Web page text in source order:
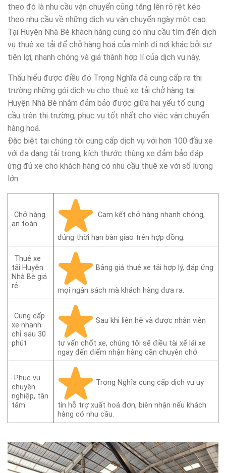
theo đó là nhu cầu vận chuyển cũng tăng lên rõ rệt kéo
theo nhu cầu về những dịch vụ vận chuyển ngày một cao.
Tại Huyện Nhà Bè khách hàng cũng có nhu cầu tìm đến dịch
vụ thuê xe tải để chở hàng hoá của mình đi nơi khác bởi sự
tiện lợi, nhanh chóng và giá thành hợp lí của dịch vụ này.
Thấu hiểu được điều đó Trọng Nghĩa đã cung cấp ra thị
trường những gói dịch vụ cho thuê xe tải chở hàng tại
Huyện Nhà Bè nhằm đảm bảo được giữa hai yếu tố cung
cầu trên thị trường, phục vụ tốt nhất cho việc vận chuyển
hàng hoá.
Đặc biệt tại chúng tôi cung cấp dịch vụ với hơn 100 đầu xe
với đa dạng tải trọng, kích thước thùng xe đảm bảo đáp
ứng đủ xe cho khách hàng có nhu cầu thuê xe với số lượng
lớn.
Chở hàng
an toàn
Cam kết chở hàng nhanh chóng,
đúng thời hạn bàn giao trên hợp đồng.
Thuê xe
tải Huyện
Nhà Bè giá
rẻ
Bảng giá thuê xe tải hợp lý, đáp ứng
mọi ngân sách mà khách hàng đưa ra.
Cung cấp
xe nhanh
chỉ sau 30
phút
Sau khi liên hệ và được nhân viên
tư vấn chốt xe, chúng tôi sẽ điều tài xế lái xe
ngay đến điểm nhận hàng cần chuyên chở.
Phục vụ
chuyên
nghiệp, tận
tâm
Trọng Nghĩa cung cấp dịch vụ uy
tín hỗ trợ xuất hoá đơn, biên nhận nếu khách
hàng có nhu cầu.